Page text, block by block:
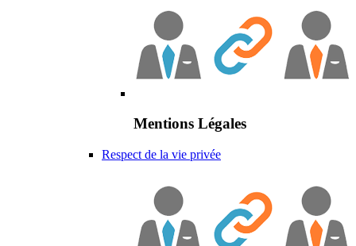
Mentions Légales
Respect de la vie privée